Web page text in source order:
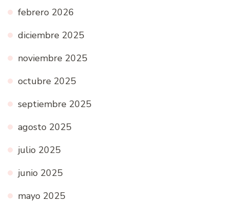
febrero 2026
diciembre 2025
noviembre 2025
octubre 2025
septiembre 2025
agosto 2025
julio 2025
junio 2025
mayo 2025